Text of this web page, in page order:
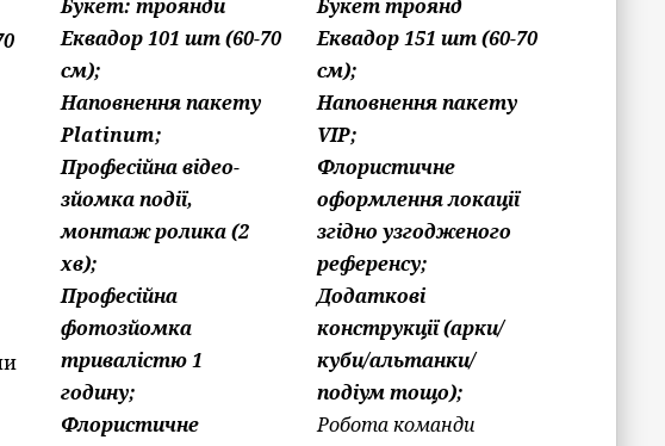
Букет: троянди
Еквадор 101 шт (60-70
см);
Наповнення пакету
Platinum;
Професійна відео-
зйомка події,
монтаж ролика (2
хв);
Професійна
фотозйомка
тривалістю 1
годину;
Флористичне
Букет троянд
Еквадор 151 шт (60-70
см);
Наповнення пакету
VIP;
Флористичне
оформлення локації
згідно узгодженого
референсу;
Додаткові
конструкції (арки/
куби/альтанки/
подіум тощо);
Робота команди